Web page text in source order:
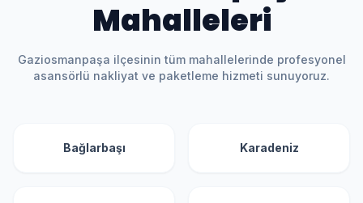
Mahalleleri
Gaziosmanpaşa ilçesinin tüm mahallelerinde profesyonel
asansörlü nakliyat ve paketleme hizmeti sunuyoruz.
Bağlarbaşı Karadeniz